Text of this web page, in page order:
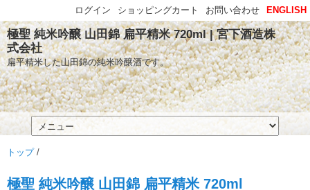
極聖 純米吟醸 山田錦 扁平精米 720ml | 宮下酒造株
式会社
扁平精米した山田錦の純米吟醸酒です。
トップ/
極聖 純米吟醸 山田錦 扁平精米 720ml
ENGLISH
お問い合わせ
ショッピングカート
ログイン